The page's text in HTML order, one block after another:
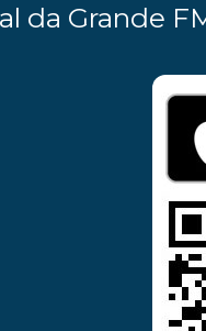
da Grande